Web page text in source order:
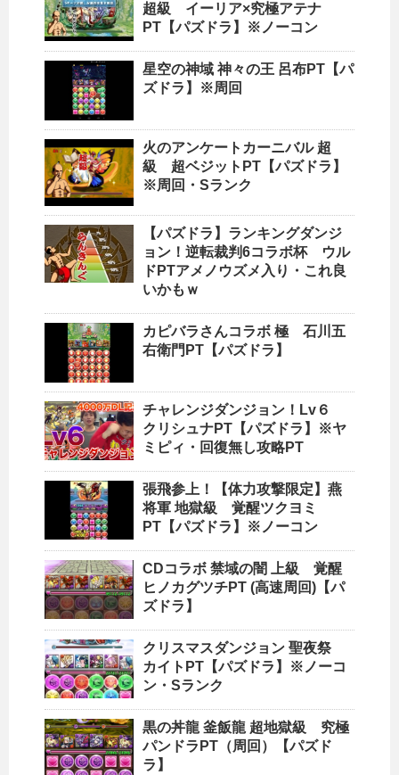
超級 イーリア×究極アテナ
PT【パズドラ】※ノーコン
星空の神域 神々の王 呂布PT【パ
ズドラ】※周回
火のアンケートカーニバル 超
級 超ベジットPT【パズドラ】
※周回・Sランク
【パズドラ】ランキングダンジ
ョン！逆転裁判6コラボ杯 ウル
ドPTアメノウズメ入り・これ良
いかもｗ
カピバラさんコラボ 極 石川五
右衛門PT【パズドラ】
チャレンジダンジョン！Lv６
クリシュナPT【パズドラ】※ヤ
ミピィ・回復無し攻略PT
張飛参上！【体力攻撃限定】燕
将軍 地獄級 覚醒ツクヨミ
PT【パズドラ】※ノーコン
CDコラボ 禁域の闇 上級 覚醒
ヒノカグツチPT (高速周回)【パ
ズドラ】
クリスマスダンジョン 聖夜祭
カイトPT【パズドラ】※ノーコ
ン・Sランク
黒の丼龍 釜飯龍 超地獄級 究極
パンドラPT（周回）【パズド
ラ】